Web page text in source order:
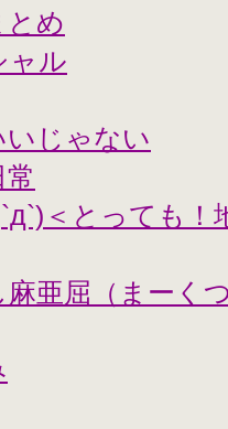
とめ
ャル
じゃない
＜とっても！
亜屈（まーく